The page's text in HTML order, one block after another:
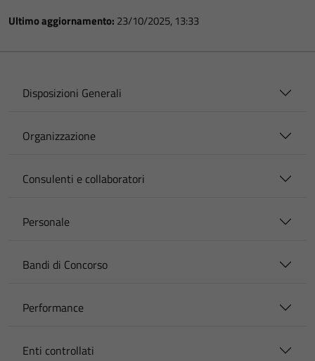
Ultimo aggiornamento: 23/10/2025, 13:33
Disposizioni Generali
Organizzazione
Consulenti e collaboratori
Personale
Bandi di Concorso
Performance
Enti controllati